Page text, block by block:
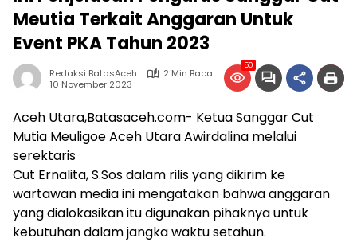
Meutia Terkait Anggaran Untuk
Event PKA Tahun 2023
Redaksi BatasAceh
2 Min Baca
10 November 2023
50
Aceh Utara,Batasaceh.com- Ketua Sanggar Cut
Mutia Meuligoe Aceh Utara Awirdalina melalui
serektaris
Cut Ernalita, S.Sos dalam rilis yang dikirim ke
wartawan media ini mengatakan bahwa anggaran
yang dialokasikan itu digunakan pihaknya untuk
kebutuhan dalam jangka waktu setahun.